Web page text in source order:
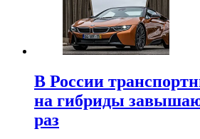
В России
на гибриды
раз